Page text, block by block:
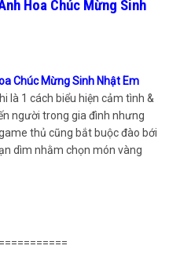
Hoa Chúc Mừng Sinh
Chúc Mừng Sinh Nhật Em
là 1 cách biểu hiện cảm tình &
người trong gia đình nhưng
thủ cũng bắt buộc đào bới
dìm nhằm chọn món vàng